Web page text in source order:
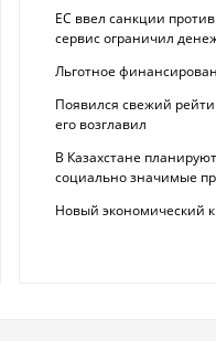
ЕС ввел санкции
сервис ограничил
Льготное
Появился свежий
его возглавил
В Казахстане
социально значимые
Новый экономический